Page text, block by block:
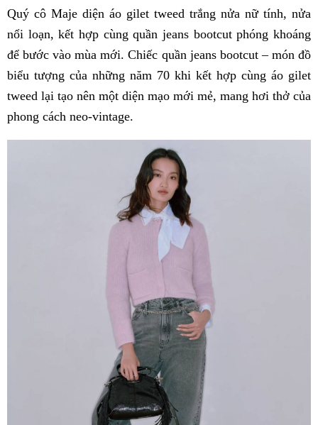
Quý cô Maje diện áo gilet tweed trắng nửa nữ tính, nửa
nổi loạn, kết hợp cùng quần jeans bootcut phóng khoáng
để bước vào mùa mới. Chiếc quần jeans bootcut – món đồ
biểu tượng của những năm 70 khi kết hợp cùng áo gilet
tweed lại tạo nên một diện mạo mới mẻ, mang hơi thở của
phong cách neo-vintage.